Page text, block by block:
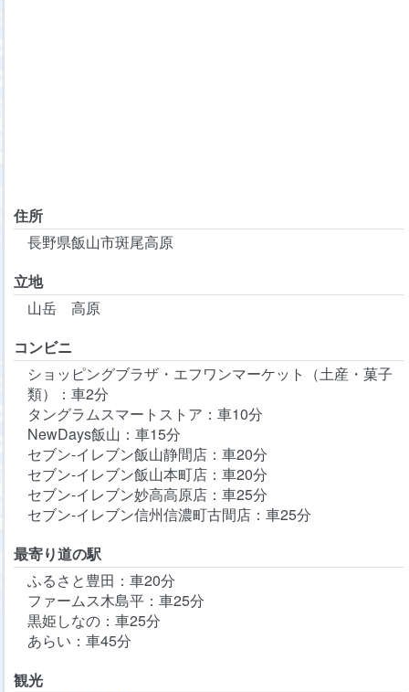
住所
長野県飯山市斑尾高原
立地
山岳 高原
コンビニ
ショッピングブラザ・エフワンマーケット（土産・菓子
類）：車2分
タングラムスマートストア：車10分
NewDays飯山：車15分
セブン-イレブン飯山静間店：車20分
セブン-イレブン飯山本町店：車20分
セブン-イレブン妙高高原店：車25分
セブン-イレブン信州信濃町古間店：車25分
最寄り道の駅
ふるさと豊田：車20分
ファームス木島平：車25分
黒姫しなの：車25分
あらい：車45分
観光